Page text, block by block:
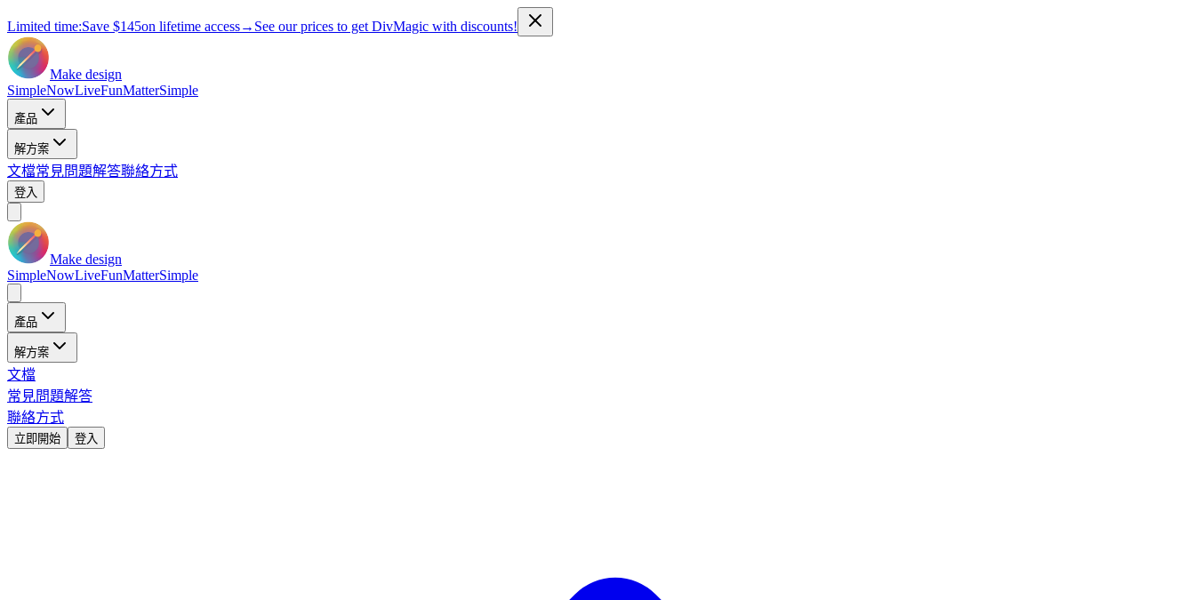
Limited time:Save $145on lifetime access→ See our prices to get DivMagic with discounts!
Make design
SimpleNowLiveFunMatterSimple
產品
解方案
文檔常見問題解答聯絡方式
登入
Make design
SimpleNowLiveFunMatterSimple
產品
解方案
文檔
常見問題解答
聯絡方式
立即開始 登入